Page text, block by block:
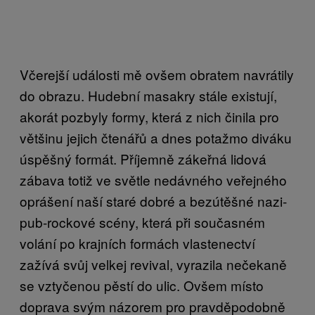
Včerejší události mě ovšem obratem navrátily
do obrazu. Hudební masakry stále existují,
akorát pozbyly formy, která z nich činila pro
většinu jejich čtenářů a dnes potažmo diváku
úspěšný formát. Příjemně zákeřná lidová
zábava totiž ve světle nedávného veřejného
oprášení naší staré dobré a bezútěšné nazi-
pub-rockové scény, která při současném
volání po krajních formách vlastenectví
zažívá svůj velkej revival, vyrazila nečekaně
se vztyčenou pěstí do ulic. Ovšem místo
doprava svým názorem pro pravděpodobně